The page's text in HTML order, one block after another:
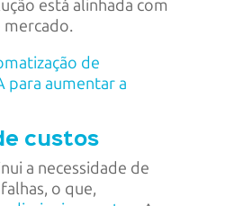
está alinhada com
mercado.
de
para aumentar a
custos
a necessidade de
o que,